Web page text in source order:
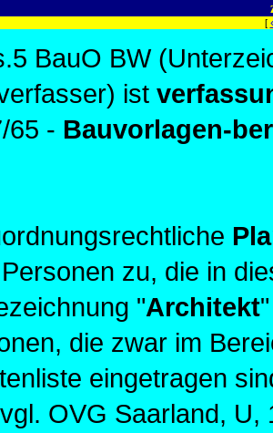
[
BauO BW
ist
65 - Bauvorlagen-
zu, die in
"Architekt
die zwar im
eingetragen
OVG Saarland,